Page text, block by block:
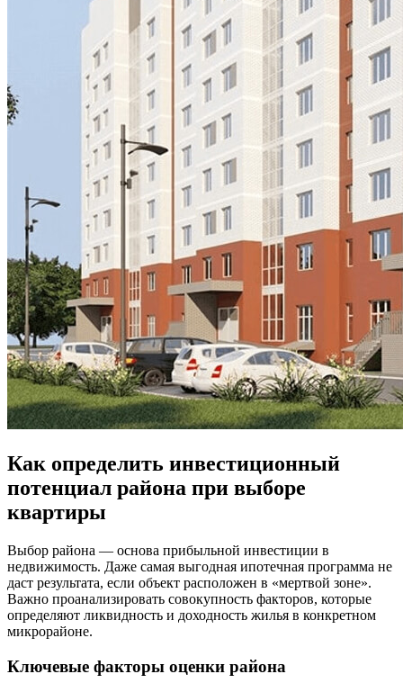
Как определить инвестиционный
потенциал района при выборе
квартиры
Выбор района — основа прибыльной инвестиции в
недвижимость. Даже самая выгодная ипотечная программа не
даст результата, если объект расположен в «мертвой зоне».
Важно проанализировать совокупность факторов, которые
определяют ликвидность и доходность жилья в конкретном
микрорайоне.
Ключевые факторы оценки района